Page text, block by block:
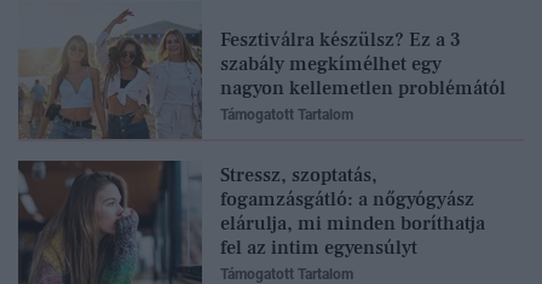
Fesztiválra készülsz? Ez a 3
szabály megkímélhet egy
nagyon kellemetlen problémától
Támogatott Tartalom
Stressz, szoptatás,
fogamzásgátló: a nőgyógyász
elárulja, mi minden boríthatja
fel az intim egyensúlyt
Támogatott Tartalom